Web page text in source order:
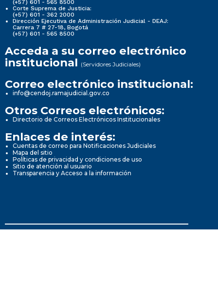
(+57) 601 - 565 8500
Corte Suprema de Justicia:
(+57) 601 - 362 2000
Dirección Ejecutiva de Administración Judicial - DEAJ:
Carrera 7 # 27-18, Bogotá
(+57) 601 - 565 8500
Acceda a su correo electrónico
institucional (Servidores Judiciales)
Correo electrónico institucional:
info@cendoj.ramajudicial.gov.co
Otros Correos electrónicos:
Directorio de Correos Electrónicos Institucionales
Enlaces de interés:
Cuentas de correo para Notificaciones Judiciales
Mapa del sitio
Políticas de privacidad y condiciones de uso
Sitio de atención al usuario
Transparencia y Acceso a la información